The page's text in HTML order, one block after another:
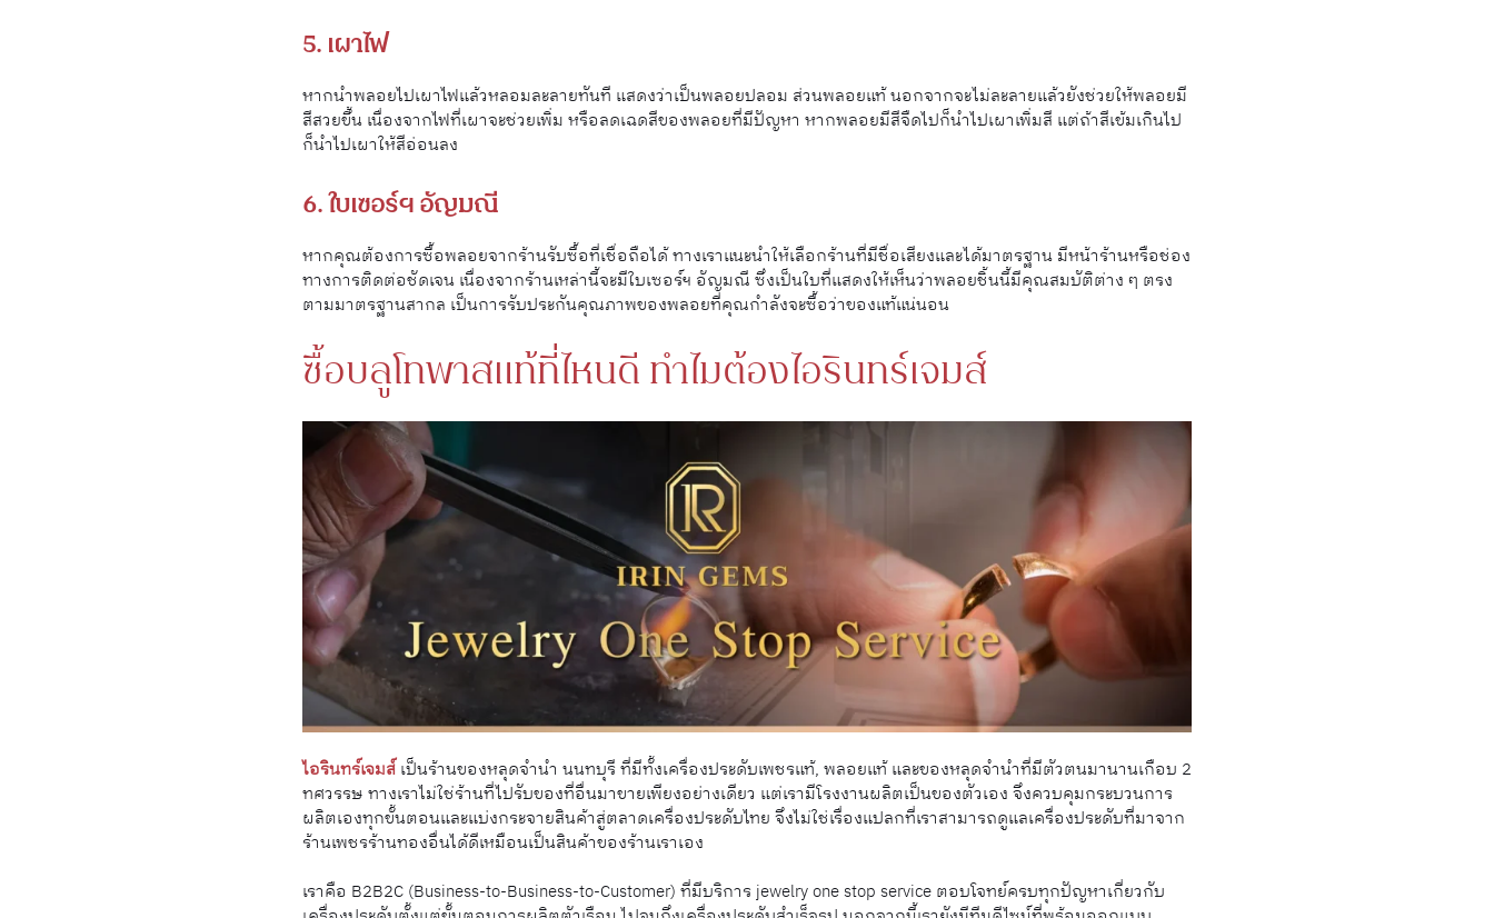
5. เผาไฟ
หากนำพลอยไปเผาไฟแล้วหลอมละลายทันที แสดงว่าเป็นพลอยปลอม ส่วนพลอยแท้ นอกจากจะไม่ละลายแล้วยังช่วยให้พลอยมี
สีสวยขึ้น เนื่องจากไฟที่เผาจะช่วยเพิ่ม หรือลดเฉดสีของพลอยที่มีปัญหา หากพลอยมีสีจืดไปก็นำไปเผาเพิ่มสี แต่ถ้าสีเข้มเกินไป
ก็นำไปเผาให้สีอ่อนลง
6. ใบเซอร์ฯ อัญมณี
หากคุณต้องการซื้อพลอยจากร้านรับซื้อที่เชื่อถือได้ ทางเราแนะนำให้เลือกร้านที่มีชื่อเสียงและได้มาตรฐาน มีหน้าร้านหรือช่อง
ทางการติดต่อชัดเจน เนื่องจากร้านเหล่านี้จะมีใบเซอร์ฯ อัญมณี ซึ่งเป็นใบที่แสดงให้เห็นว่าพลอยชิ้นนี้มีคุณสมบัติต่าง ๆ ตรง
ตามมาตรฐานสากล เป็นการรับประกันคุณภาพของพลอยที่คุณกำลังจะซื้อว่าของแท้แน่นอน
ซื้อบลูโทพาสแท้ที่ไหนดี ทำไมต้องไอรินทร์เจมส์
ไอรินทร์เจมส์เป็นร้านของหลุดจำนำ นนทบุรี ที่มีทั้งเครื่องประดับเพชรแท้, พลอยแท้ และของหลุดจำนำที่มีตัวตนมานานเกือบ 2
ทศวรรษ ทางเราไม่ใช่ร้านที่ไปรับของที่อื่นมาขายเพียงอย่างเดียว แต่เรามีโรงงานผลิตเป็นของตัวเอง จึงควบคุมกระบวนการ
ผลิตเองทุกขั้นตอนและแบ่งกระจายสินค้าสู่ตลาดเครื่องประดับไทย จึงไม่ใช่เรื่องแปลกที่เราสามารถดูแลเครื่องประดับที่มาจาก
ร้านเพชรร้านทองอื่นได้ดีเหมือนเป็นสินค้าของร้านเราเอง
เราคือ B2B2C (Business-to-Business-to-Customer) ที่มีบริการ jewelry one stop service ตอบโจทย์ครบทุกปัญหาเกี่ยวกับ